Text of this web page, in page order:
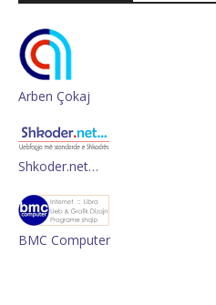
Arben Çokaj
Shkoder.net…
BMC Computer